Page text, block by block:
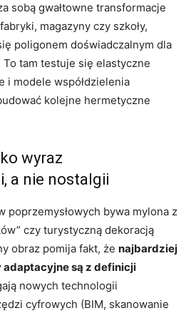
sobą gwałtowne transformacje
magazyny czy szkoły,
poligonem doświadczalnym dla
To tam testuje się elastyczne
i modele współdzielenia
kolejne hermetyczne
wyraz
a nie nostalgii
poprzemysłowych bywa mylona z
czy turystyczną dekoracją
obraz pomija fakt, że najbardziej
są z definicji
nowych technologii
cyfrowych (BIM, skanowanie